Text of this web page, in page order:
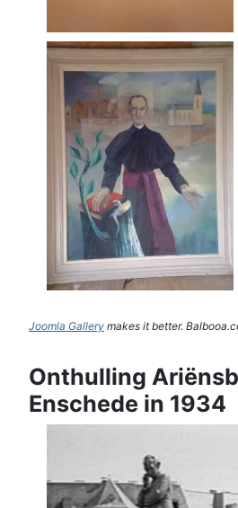
Joomla Gallery makes it better.
Onthulling
Enschede in 1934